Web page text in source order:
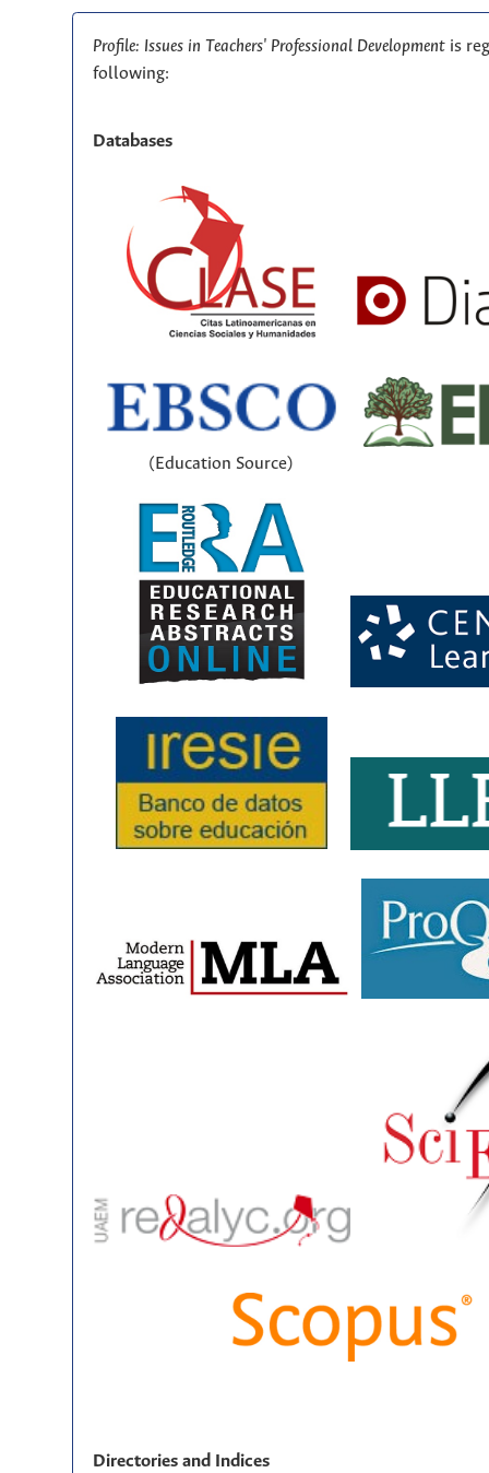
Profile: Issues in Teachers' Professional Development is
following:
Databases
(Education Source)
Directories and Indices